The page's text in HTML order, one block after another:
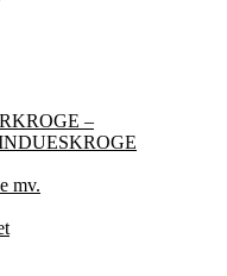
–
mv.